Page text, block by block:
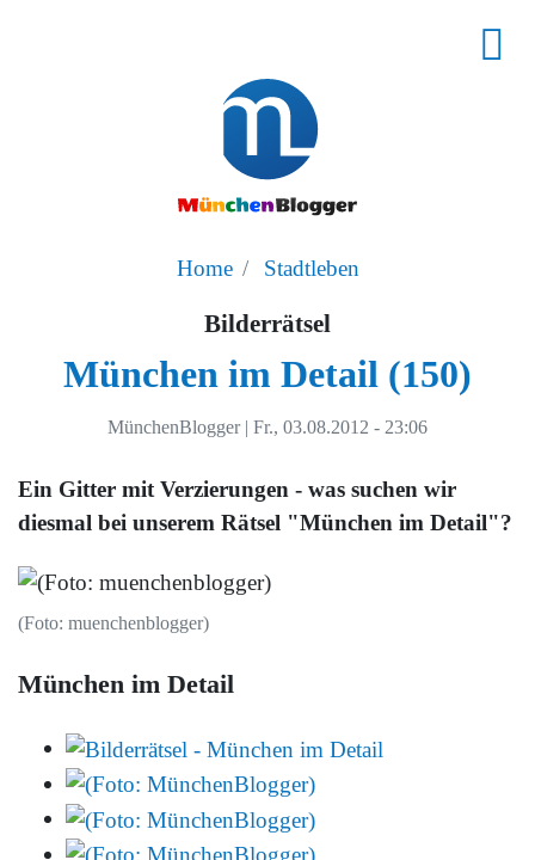
Home Stadtleben
Bilderrätsel
München im Detail (150)
MünchenBlogger | Fr., 03.08.2012 - 23:06
Ein Gitter mit Verzierungen - was suchen wir
diesmal bei unserem Rätsel "München im Detail"?
(Foto: muenchenblogger)
München im Detail